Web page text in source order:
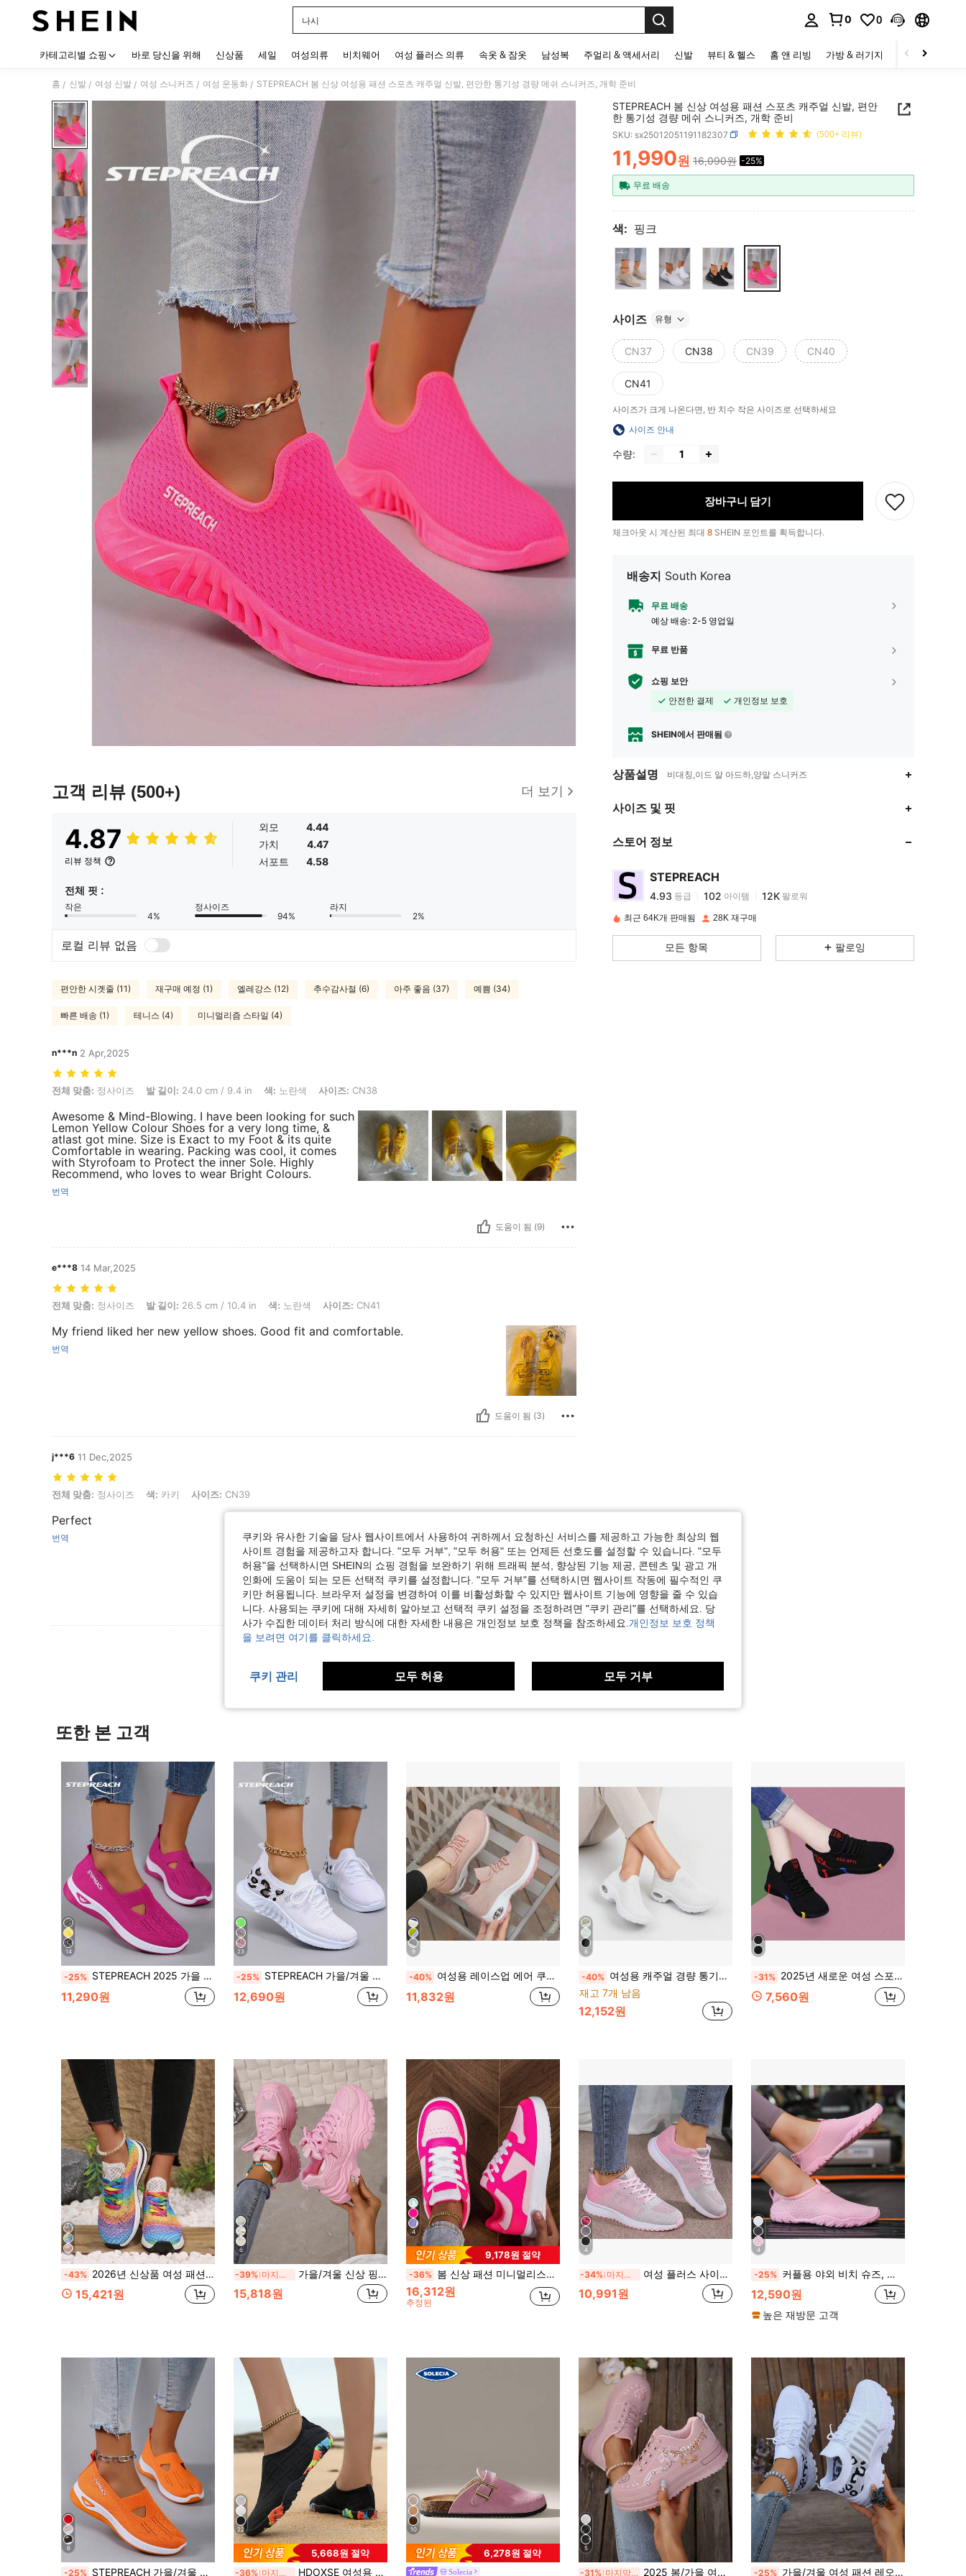
나시
0 0
카테고리별 쇼핑 바로 당신을 위해 신상품 세일 여성의류 비치웨어 여성 플러스 의류 속옷 & 잠옷 남성복 주얼리 & 액세서리 신발 뷰티 & 헬스 홈 앤 리빙 가방 & 러기지 스포츠 & 아웃
홈 / 신발 / 여성 신발 / 여성 스니커즈 / 여성 운동화 / STEPREACH 봄 신상 여성용 패션 스포츠 캐주얼 신발, 편안한 통기성 경량 메쉬 스니커즈, 개학 준비
고객 리뷰 (500+) 더 보기
4.87
리뷰 정책
외모
4.44
가치
4.47
서포트
4.58
전체 핏 :
작은
4%
정사이즈
94%
라지
2%
로컬 리뷰 없음
편안한 시곗줄 (11) 재구매 예정 (1) 엘레강스 (12) 추수감사절 (6) 아주 좋음 (37) 예쁨 (34)
빠른 배송 (1) 테니스 (4) 미니멀리즘 스타일 (4)
n***n 2 Apr,2025
전체 맞춤: 정사이즈, 발 길이: 24.0 cm / 9.4 in, 색: 노란색, 사이즈: CN38
전체 맞춤: 정사이즈 발 길이: 24.0 cm / 9.4 in 색: 노란색 사이즈: CN38
Awesome & Mind-Blowing. I have been looking for such
Lemon Yellow Colour Shoes for a very long time, &
atlast got mine. Size is Exact to my Foot & its quite
Comfortable in wearing. Packing was cool, it comes
with Styrofoam to Protect the inner Sole. Highly
Recommend, who loves to wear Bright Colours.
번역
도움이 됨 (9)
e***8 14 Mar,2025
전체 맞춤: 정사이즈, 발 길이: 26.5 cm / 10.4 in, 색: 노란색, 사이즈: CN41
전체 맞춤: 정사이즈 발 길이: 26.5 cm / 10.4 in 색: 노란색 사이즈: CN41
My friend liked her new yellow shoes. Good fit and comfortable.
번역
도움이 됨 (3)
j***6 11 Dec,2025
전체 맞춤: 정사이즈, 색: 카키, 사이즈: CN39
전체 맞춤: 정사이즈 색: 카키 사이즈: CN39
Perfect
번역
도움이 됨 (7)
리뷰 더 보기
STEPREACH 봄 신상 여성용 패션 스포츠 캐주얼 신발, 편안
한 통기성 경량 메쉬 스니커즈, 개학 준비
SKU: sx25012051191182307 (500+ 리뷰)
PRICE AND AVAILABILITY
11,990원 16,090원 -25%
무료 배송
색: 핑크
사이즈 유형
CN37 CN38 CN39 CN40
CN41
사이즈가 크게 나온다면, 반 치수 작은 사이즈로 선택하세요
사이즈 안내
수량:
장바구니 담기
체크아웃 시 계산된 최대 8 SHEIN 포인트를 획득합니다.
배송지 South Korea
무료 배송
예상 배송: 2-5 영업일
무료 반품
쇼핑 보안
안전한 결제
개인정보 보호
SHEIN에서 판매됨
상품설명 비대칭,이드 알 아드하,양말 스니커즈
사이즈 및 핏
스토어 정보
STEPREACH
4.93
4.93
t***0 이(가)하루 전에지불됨
최근 64K개 판매됨 28K 재구매
모든 항목 팔로잉
또한 본 고객
14
-25% STEPREACH 2025 가을 신상 여성 캐주얼 스포츠화, 메시 통기성 편안한 홀로우 아웃 패셔너블한 경량 소프트 스니커즈
11,290원
23
-25% STEPREACH 가을/겨울 여성 캐주얼 스니커즈, 통기성 메쉬 원단, 편안함, 가벼움, 끈, 단색 밝은 색상, 미끄럼 방지, 내마모성
12,690원
9
-40% 여성용 레이스업 에어 쿠션 스니커즈, 통기성 니트 캐주얼 슈즈, 플랫폼 두꺼운 밑창 스포츠 슈즈
11,832원
6
-40% 여성용 캐주얼 경량 통기성 메시 쿠션 플랫폼 러닝 스니커즈
재고 7개 남음
12,152원
-31% 2025년 새로운 여성 스포츠 운동화, 베이징 워킹 슈즈, 학생 신발, 편안하고 통기성 있는 여름용 캐주얼 스포츠 신발
7,560원
-43% 2026년 신상품 여성 패션 레인보우 그라데이션 레이스 메시 플랫폼 캐주얼 슈즈, 통기성 경량 여름 스니커즈
15,421원
6
-39% 마지막 2일 가을/겨울 신상 핑크 레이스업 둥근 토우 두꺼운 밑창 여성용 스포츠화, 봄 & 여름용 캐주얼 통기성 메쉬 청키 스니커즈
15,818원
4
9,178원 절약
-36% 봄 신상 패션 미니멀리스트 클래식 둥근 토 스니커즈, 라이트 핑크 & 버건디 레이스업 두꺼운 밑창 캐주얼 스포츠 슈즈, 학생, 스케이트보드, 캠퍼스 커플에게 적합, 편안하고 통기성 좋음
16,312원
추정된
4
-34% 마지막 2일 여성 플러스 사이즈 캐주얼 스니커즈, 패션 통기성 메쉬 소프트 밑창 러닝화, 봄/가을 특가 도매
10,991원
4
-25% 커플용 야외 비치 슈즈, 통기성 물 신발, 미끄럼 방지 수영 하이킹 신발, 실내 요가 및 피트니스에도 적합
12,590원
높은 재방문 고객
6
-25% STEPREACH 가을/겨울 여성 캐주얼 스포츠화, 편안하고 통기성이 좋고 가볍고 패셔너블한 여성용 스니커즈
22
5,668원 절약
-36% 마지막 2일 HDOXSE 여성용 야외 물놀이 신발, 빠른 건조 해변 신발, 해변 산책, 수영, 낚시용 미끄럼 방지, 경량 및 통기성
10
6,278원 절약
Solecia
5
-31% 마지막 2일 2025 봄/가을 여성용 새로운 플랫폼 스니커즈, 두꺼운 밑창 캐주얼 청키 스니커즈, 라인스톤 후크 앤 루프 하이힐 웨지 스니커즈, 여성 트레이너 -25% 가을/겨울 여성 패션 레오파드 프린트 캐주얼 스니커즈, 레이스업 편안한 두꺼운 밑창 경량 런닝화, 다용도 클래식 통기성 신발, 큰 사이즈 소프트 로우힐 데크 슈즈, 하이킹
쿠키와 유사한 기술을 당사 웹사이트에서 사용하여 귀하께서 요청하신 서비스를 제공하고 가능한 최상의 웹
사이트 경험을 제공하고자 합니다. "모두 거부", "모두 허용" 또는 언제든 선호도를 설정할 수 있습니다. "모두
허용"을 선택하시면 SHEIN의 쇼핑 경험을 보완하기 위해 트래픽 분석, 향상된 기능 제공, 콘텐츠 및 광고 개
인화에 도움이 되는 모든 선택적 쿠키를 설정합니다. "모두 거부"를 선택하시면 웹사이트 작동에 필수적인 쿠
키만 허용됩니다. 브라우저 설정을 변경하여 이를 비활성화할 수 있지만 웹사이트 기능에 영향을 줄 수 있습
니다. 사용되는 쿠키에 대해 자세히 알아보고 선택적 쿠키 설정을 조정하려면 "쿠키 관리"를 선택하세요. 당
사가 수집한 데이터 처리 방식에 대한 자세한 내용은 개인정보 보호 정책을 참조하세요. 개인정보 보호 정책
을 보려면 여기를 클릭하세요.
쿠키 관리 모두 허용 모두 거부